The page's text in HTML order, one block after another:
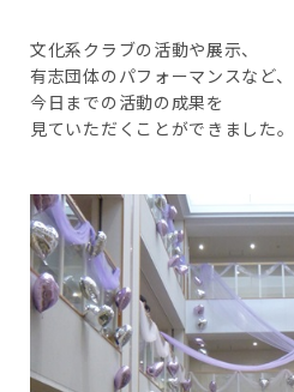
文化系クラブの活動や展示、
有志団体のパフォーマンスなど、
今日までの活動の成果を
見ていただくことができました。